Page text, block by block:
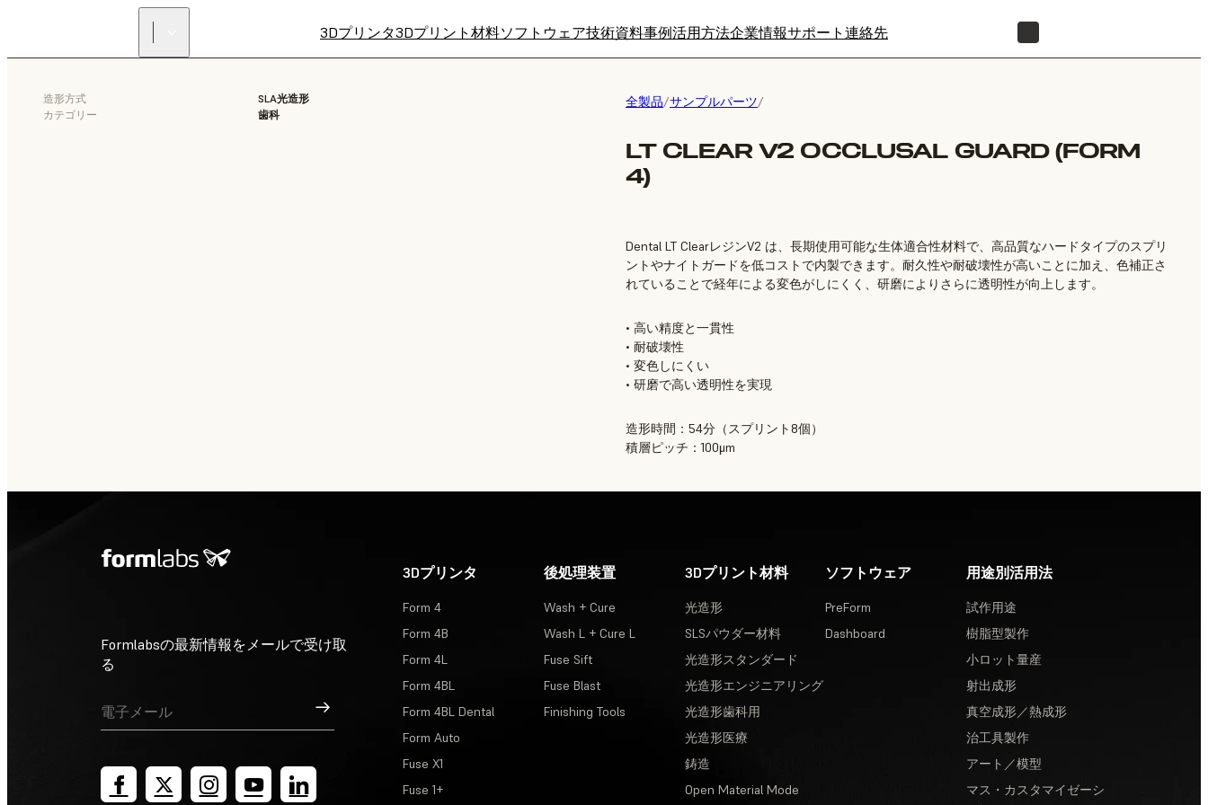
3Dプリンタ3Dプリント材料ソフトウェア技術資料事例活用方法企業情報サポート 連絡先
全製品/サンプルパーツ/
LT CLEAR V2 OCCLUSAL GUARD (FORM
4)
造形方式
SLA光造形
カテゴリー
歯科
Dental LT ClearレジンV2 は、長期使用可能な生体適合性材料で、高品質なハードタイプのスプリ
ントやナイトガードを低コストで内製できます。耐久性や耐破壊性が高いことに加え、色補正さ
れていることで経年による変色がしにくく、研磨によりさらに透明性が向上します。
• 高い精度と一貫性
• 耐破壊性
• 変色しにくい
• 研磨で高い透明性を実現
造形時間：54分（スプリント8個）
積層ピッチ：100μm
Formlabsの最新情報をメールで受け取
る
サインアップ
3Dプリンタ
Form 4
Form 4B
Form 4L
Form 4BL
Form 4BL Dental
Form Auto
Fuse X1
Fuse 1+
後処理装置
Wash + Cure
Wash L + Cure L
Fuse Sift
Fuse Blast
Finishing Tools
3Dプリント材料
光造形
SLSパウダー材料
光造形スタンダード
光造形エンジニアリング
光造形歯科用
光造形医療
鋳造
Open Material Mode
ソフトウェア
PreForm
Dashboard
用途別活用法
試作用途
樹脂型製作
小ロット量産
射出成形
真空成形／熱成形
治工具製作
アート／模型
マス・カスタマイゼーシ